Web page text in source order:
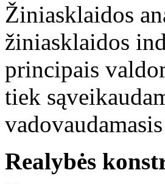
Žiniasklaidos
žiniasklaidos
principais
tiek
Realybės